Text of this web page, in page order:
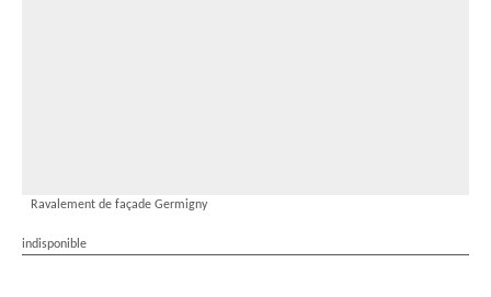
Ravalement de façade Germigny
indisponible